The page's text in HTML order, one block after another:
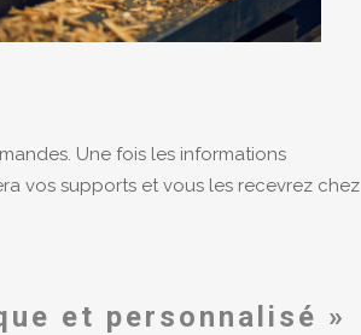
Une fois les informations
vos supports et vous les recevrez chez
et personnalisé »